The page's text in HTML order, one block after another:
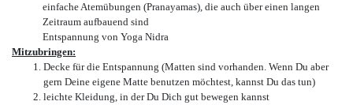
einfache Atemübungen (Pranayamas), die auch über einen langen
Zeitraum aufbauend sind
Entspannung von Yoga Nidra
Mitzubringen:
Decke für die Entspannung (Matten sind vorhanden. Wenn Du aber
gern Deine eigene Matte benutzen möchtest, kannst Du das tun)
leichte Kleidung, in der Du Dich gut bewegen kannst